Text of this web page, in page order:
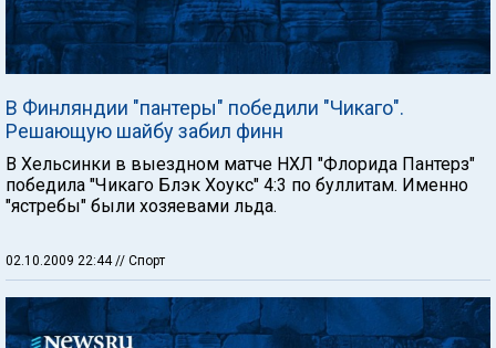
В Финляндии "пантеры" победили "Чикаго".
Решающую шайбу забил финн
В Хельсинки в выездном матче НХЛ "Флорида Пантерз"
победила "Чикаго Блэк Хоукс" 4:3 по буллитам. Именно
"ястребы" были хозяевами льда.
02.10.2009 22:44 // Спорт